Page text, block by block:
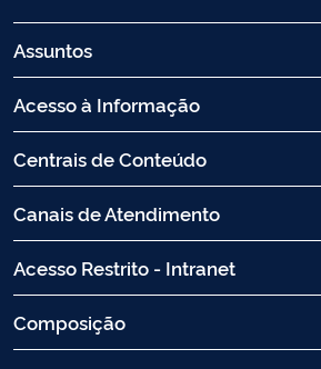
Assuntos
Acesso à Informação
Centrais de Conteúdo
Canais de Atendimento
Acesso Restrito - Intranet
Composição